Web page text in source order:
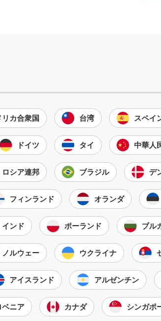
リカ合衆国 台湾 スペイ
ドイツ タイ 中華人
ロシア連邦 ブラジル デ
フィンランド オランダ
インド ポーランド ブル
ノルウェー ウクライナ
アイスランド アルゼンチン
ベニア カナダ シンガポ